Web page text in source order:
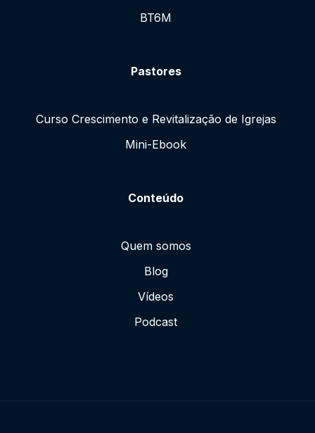
BT6M
Pastores
Curso Crescimento e Revitalização de Igrejas
Mini-Ebook
Conteúdo
Quem somos
Blog
Vídeos
Podcast